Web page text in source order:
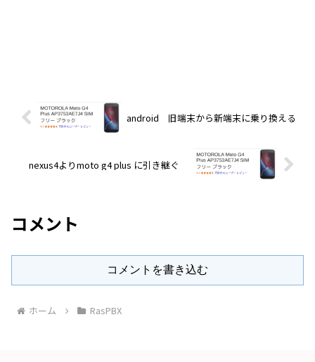
android 旧端末から新端末に乗り換える
nexus4よりmoto g4 plus に引き継ぐ
コメント
コメントを書き込む
ホーム RasPBX